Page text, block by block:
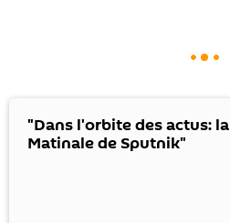
"Dans l'orbite des actus: la
Matinale de Sputnik"